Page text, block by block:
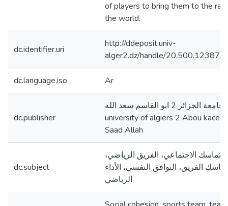
of players to bring them to the
the world.
dc.identifier.uri
http://ddeposit.univ-
alger2.dz/handle/20.500.12387/
dc.language.iso Ar
dc.publisher
جامعة الجزائر 2 ابو القاسم سعد الله،
university of algiers 2 Abou kacem
Saad Allah
dc.subject
التماسك الاجتماعي، الفريق الرياضي،
تماسك الفريق، التوافق النفسي، الأداء
الرياضي